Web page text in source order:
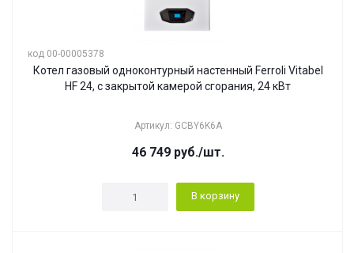
код 00-00005378
Котел газовый одноконтурный настенный Ferroli Vitabel
HF 24, с закрытой камерой сгорания, 24 кВт
Артикул: GCBY6K6A
46 749руб./шт.
В корзину